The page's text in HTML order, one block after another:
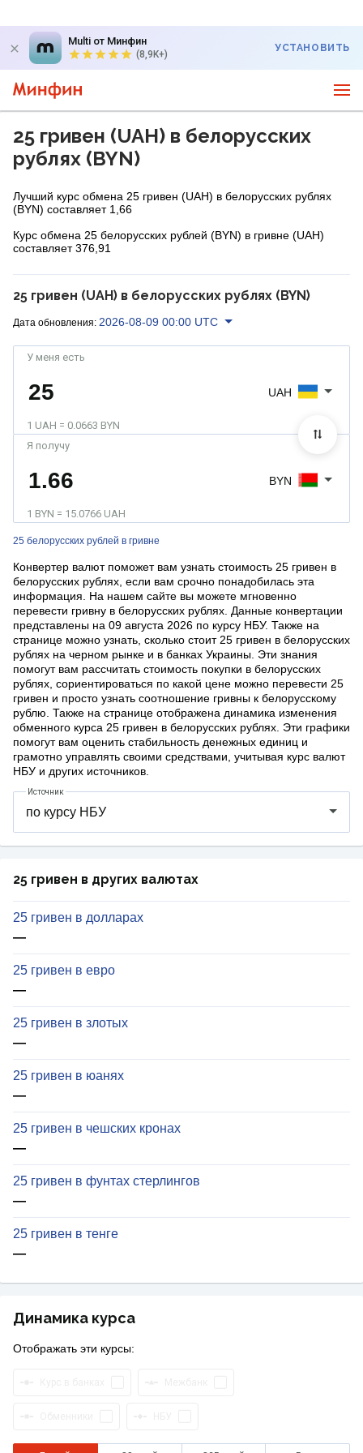
Multi от Минфин
(8,9K+)
УСТАНОВИТЬ
25 гривен (UAH) в белорусских
рублях (BYN)
Лучший курс обмена 25 гривен (UAH) в белорусских рублях
(BYN) составляет 1,66
Курс обмена 25 белорусских рублей (BYN) в гривне (UAH)
составляет 376,91
25 гривен (UAH) в белорусских рублях (BYN)
Дата обновления: 2026-08-09 00:00 UTC
25 белорусских рублей в гривне
У меня есть
1 UAH = 0.0663 BYN
UAH
Я получу
1 BYN = 15.0766 UAH
BYN
Конвертер валют поможет вам узнать стоимость 25 гривен в
белорусских рублях, если вам срочно понадобилась эта
информация. На нашем сайте вы можете мгновенно
перевести гривну в белорусских рублях. Данные конвертации
представлены на 09 августа 2026 по курсу НБУ. Также на
странице можно узнать, сколько стоит 25 гривен в белорусских
рублях на черном рынке и в банках Украины. Эти знания
помогут вам рассчитать стоимость покупки в белорусских
рублях, сориентироваться по какой цене можно перевести 25
гривен и просто узнать соотношение гривны к белорусскому
рублю. Также на странице отображена динамика изменения
обменного курса 25 гривен в белорусских рублях. Эти графики
помогут вам оценить стабильность денежных единиц и
грамотно управлять своими средствами, учитывая курс валют
НБУ и других источников.
Источник
25 гривен в других валютах
25 гривен в долларах
—
25 гривен в евро
—
25 гривен в злотых
—
25 гривен в юанях
—
25 гривен в чешских кронах
—
25 гривен в фунтах стерлингов
—
25 гривен в тенге
—
Динамика курса
Отображать эти курсы: